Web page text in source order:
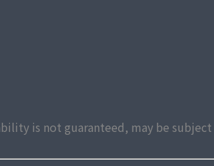
is not guaranteed, may be